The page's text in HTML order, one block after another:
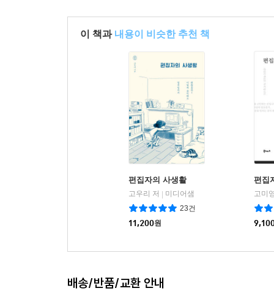
이 책과 내용이 비슷한 추천 책
편집자의 사생활
고우리 저 | 미디어샘
23건
11,200원
편집
배송/반품/교환 안내